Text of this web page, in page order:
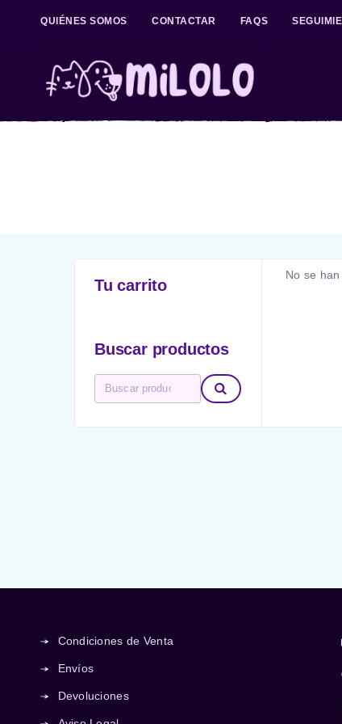
QUIÉNES SOMOS CONTACTAR FAQS
Tu carrito
Buscar productos
No se
Condiciones de Venta
Envíos
Devoluciones